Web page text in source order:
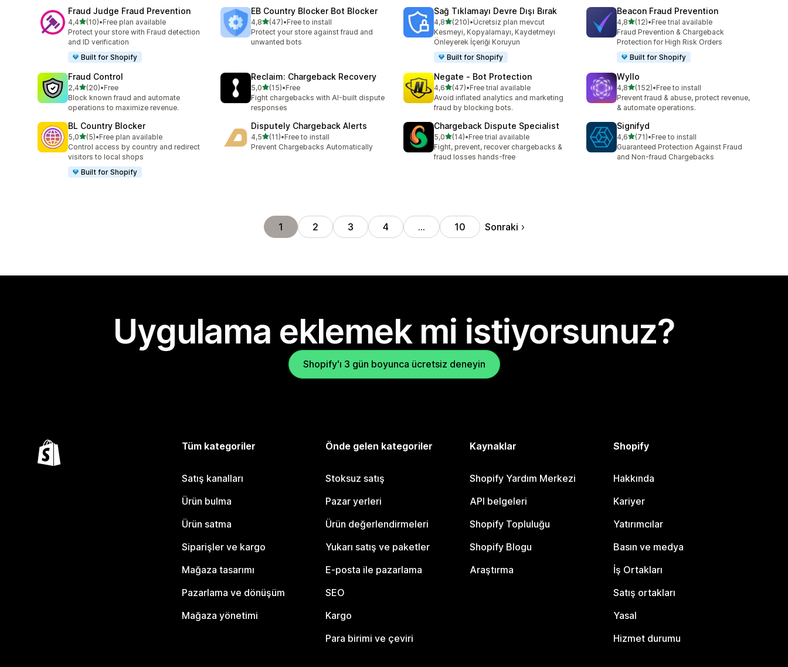
Fraud Judge Fraud Prevention
4,45 yıldız üzerinden
(10)
toplam 10 değerlendirme
•Free plan available
Protect your store with Fraud detection
and ID verification
Built for Shopify
EB Country Blocker Bot Blocker
4,85 yıldız üzerinden
(47)
toplam 47 değerlendirme
•Free to install
Protect your store against fraud and
unwanted bots
Sağ Tıklamayı Devre Dışı Bırak
4,85 yıldız üzerinden
(210)
toplam 210 değerlendirme
•Ücretsiz plan mevcut
Kesmeyi, Kopyalamayı, Kaydetmeyi
Önleyerek İçeriği Koruyun
Built for Shopify
Beacon Fraud Prevention
4,85 yıldız üzerinden
(12)
toplam 12 değerlendirme
•Free trial available
Fraud Prevention & Chargeback
Protection for High Risk Orders
Built for Shopify
Fraud Control
2,45 yıldız üzerinden
(20)
toplam 20 değerlendirme
•Free
Block known fraud and automate
operations to maximize revenue.
Reclaim: Chargeback Recovery
5,05 yıldız üzerinden
(15)
toplam 15 değerlendirme
•Free
Fight chargebacks with AI-built dispute
responses
Negate ‑ Bot Protection
4,65 yıldız üzerinden
(47)
toplam 47 değerlendirme
•Free trial available
Avoid inflated analytics and marketing
fraud by blocking bots.
Wyllo
4,85 yıldız üzerinden
(152)
toplam 152 değerlendirme
•Free to install
Prevent fraud & abuse, protect revenue,
& automate operations.
BL Country Blocker
5,05 yıldız üzerinden
(5)
toplam 5 değerlendirme
•Free plan available
Control access by country and redirect
visitors to local shops
Built for Shopify
Disputely Chargeback Alerts
4,55 yıldız üzerinden
(11)
toplam 11 değerlendirme
•Free to install
Prevent Chargebacks Automatically
Chargeback Dispute Specialist
5,05 yıldız üzerinden
(14)
toplam 14 değerlendirme
•Free trial available
Fight, prevent, recover chargebacks &
fraud losses hands-free
Signifyd
4,65 yıldız üzerinden
(71)
toplam 71 değerlendirme
•Free to install
Guaranteed Protection Against Fraud
and Non-fraud Chargebacks
1 2 3 4 … 10 Sonraki
Uygulama eklemek mi istiyorsunuz?
Shopify'ı 3 gün boyunca ücretsiz deneyin
Tüm kategoriler
Satış kanalları
Ürün bulma
Ürün satma
Siparişler ve kargo
Mağaza tasarımı
Pazarlama ve dönüşüm
Mağaza yönetimi
Önde gelen kategoriler
Stoksuz satış
Pazar yerleri
Ürün değerlendirmeleri
Yukarı satış ve paketler
E-posta ile pazarlama
SEO
Kargo
Para birimi ve çeviri
Kaynaklar
Shopify Yardım Merkezi
API belgeleri
Shopify Topluluğu
Shopify Blogu
Araştırma
Shopify
Hakkında
Kariyer
Yatırımcılar
Basın ve medya
İş Ortakları
Satış ortakları
Yasal
Hizmet durumu